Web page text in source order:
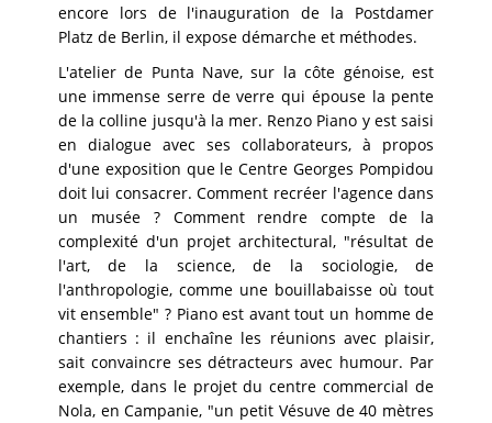
encore lors de l'inauguration de la Postdamer
Platz de Berlin, il expose démarche et méthodes.
L'atelier de Punta Nave, sur la côte génoise, est
une immense serre de verre qui épouse la pente
de la colline jusqu'à la mer. Renzo Piano y est saisi
en dialogue avec ses collaborateurs, à propos
d'une exposition que le Centre Georges Pompidou
doit lui consacrer. Comment recréer l'agence dans
un musée ? Comment rendre compte de la
complexité d'un projet architectural, "résultat de
l'art, de la science, de la sociologie, de
l'anthropologie, comme une bouillabaisse où tout
vit ensemble" ? Piano est avant tout un homme de
chantiers : il enchaîne les réunions avec plaisir,
sait convaincre ses détracteurs avec humour. Par
exemple, dans le projet du centre commercial de
Nola, en Campanie, "un petit Vésuve de 40 mètres